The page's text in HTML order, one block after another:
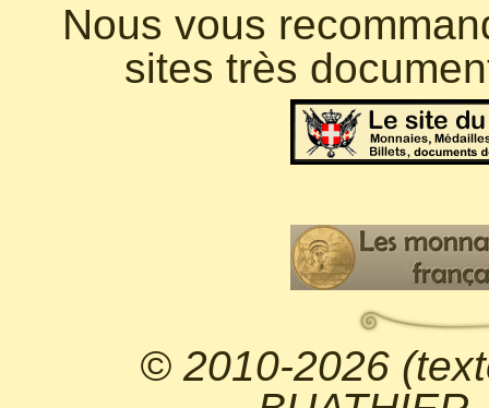
Nous vous
sites très
© 2010-2026